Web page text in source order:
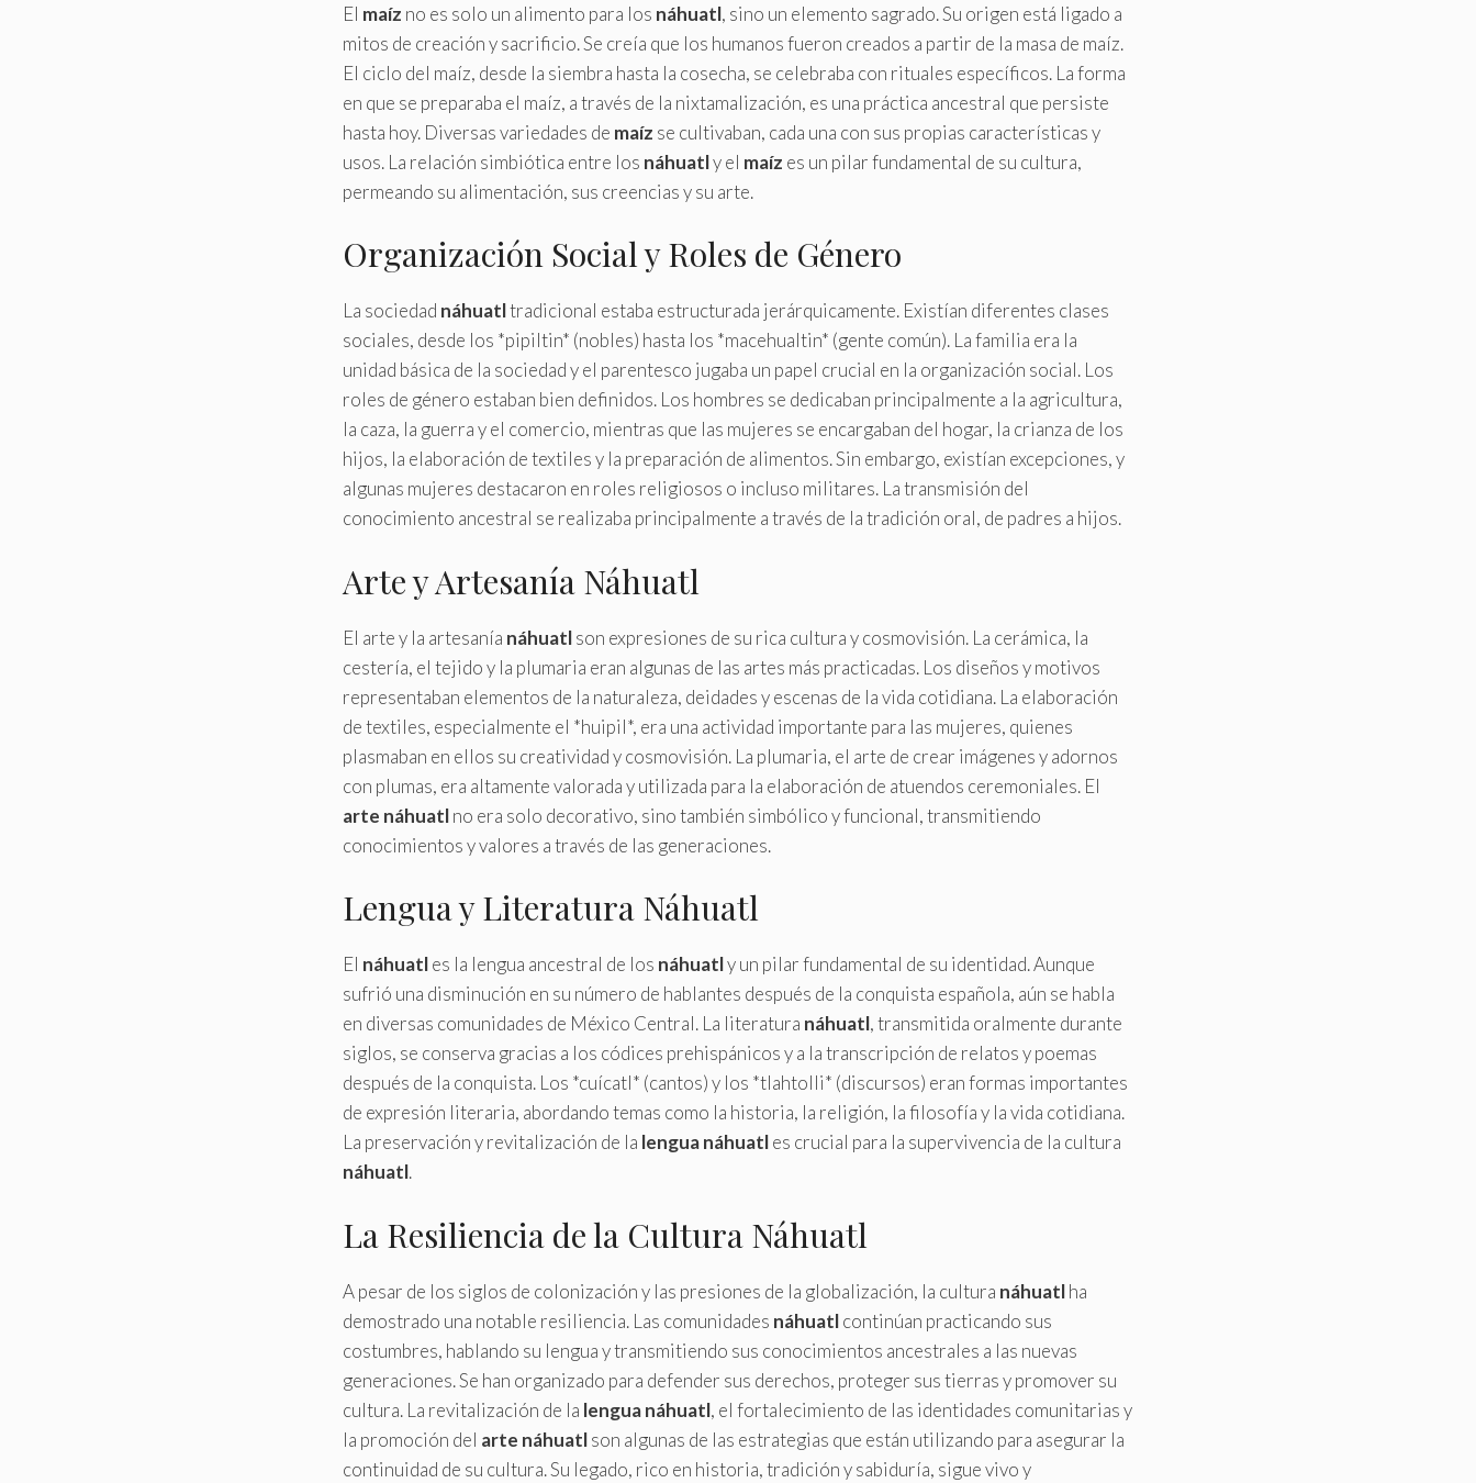
El maíz no es solo un alimento para los náhuatl, sino un elemento sagrado. Su origen está ligado a
mitos de creación y sacrificio. Se creía que los humanos fueron creados a partir de la masa de maíz.
El ciclo del maíz, desde la siembra hasta la cosecha, se celebraba con rituales específicos. La forma
en que se preparaba el maíz, a través de la nixtamalización, es una práctica ancestral que persiste
hasta hoy. Diversas variedades de maíz se cultivaban, cada una con sus propias características y
usos. La relación simbiótica entre los náhuatly el maíz es un pilar fundamental de su cultura,
permeando su alimentación, sus creencias y su arte.
Organización Social y Roles de Género
La sociedad náhuatltradicional estaba estructurada jerárquicamente. Existían diferentes clases
sociales, desde los *pipiltin* (nobles) hasta los *macehualtin* (gente común). La familia era la
unidad básica de la sociedad y el parentesco jugaba un papel crucial en la organización social. Los
roles de género estaban bien definidos. Los hombres se dedicaban principalmente a la agricultura,
la caza, la guerra y el comercio, mientras que las mujeres se encargaban del hogar, la crianza de los
hijos, la elaboración de textiles y la preparación de alimentos. Sin embargo, existían excepciones, y
algunas mujeres destacaron en roles religiosos o incluso militares. La transmisión del
conocimiento ancestral se realizaba principalmente a través de la tradición oral, de padres a hijos.
Arte y Artesanía Náhuatl
El arte y la artesanía náhuatlson expresiones de su rica cultura y cosmovisión. La cerámica, la
cestería, el tejido y la plumaria eran algunas de las artes más practicadas. Los diseños y motivos
representaban elementos de la naturaleza, deidades y escenas de la vida cotidiana. La elaboración
de textiles, especialmente el *huipil*, era una actividad importante para las mujeres, quienes
plasmaban en ellos su creatividad y cosmovisión. La plumaria, el arte de crear imágenes y adornos
con plumas, era altamente valorada y utilizada para la elaboración de atuendos ceremoniales. El
arte náhuatlno era solo decorativo, sino también simbólico y funcional, transmitiendo
conocimientos y valores a través de las generaciones.
Lengua y Literatura Náhuatl
El náhuatles la lengua ancestral de los náhuatly un pilar fundamental de su identidad. Aunque
sufrió una disminución en su número de hablantes después de la conquista española, aún se habla
en diversas comunidades de México Central. La literatura náhuatl, transmitida oralmente durante
siglos, se conserva gracias a los códices prehispánicos y a la transcripción de relatos y poemas
después de la conquista. Los *cuícatl* (cantos) y los *tlahtolli* (discursos) eran formas importantes
de expresión literaria, abordando temas como la historia, la religión, la filosofía y la vida cotidiana.
La preservación y revitalización de la lengua náhuatles crucial para la supervivencia de la cultura
náhuatl.
La Resiliencia de la Cultura Náhuatl
A pesar de los siglos de colonización y las presiones de la globalización, la cultura náhuatlha
demostrado una notable resiliencia. Las comunidades náhuatlcontinúan practicando sus
costumbres, hablando su lengua y transmitiendo sus conocimientos ancestrales a las nuevas
generaciones. Se han organizado para defender sus derechos, proteger sus tierras y promover su
cultura. La revitalización de la lengua náhuatl, el fortalecimiento de las identidades comunitarias y
la promoción del arte náhuatlson algunas de las estrategias que están utilizando para asegurar la
continuidad de su cultura. Su legado, rico en historia, tradición y sabiduría, sigue vivo y